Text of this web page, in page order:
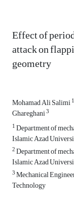
Effect of
attack on
geometry
Mohamad Ali Salimi1
Ghareghani3
1Department of
Islamic Azad
2Department of
Islamic Azad
3Mechanical
Technology